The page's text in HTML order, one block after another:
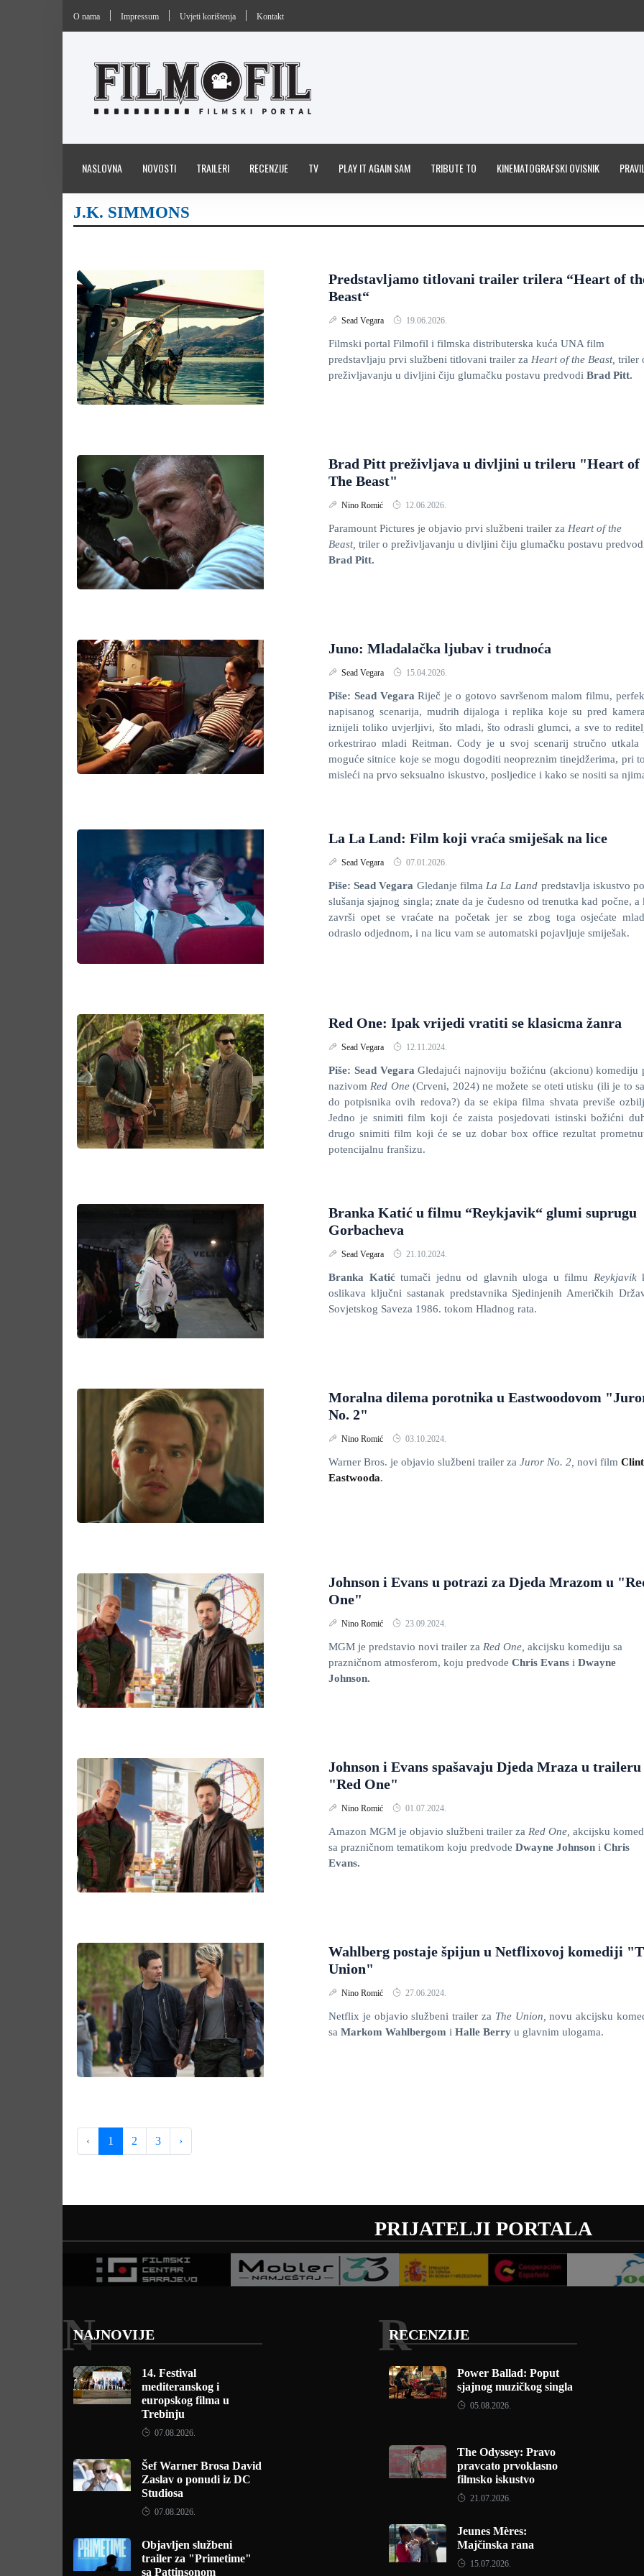
O nama Impressum Uvjeti korištenja Kontakt
NASLOVNA NOVOSTI TRAILERI RECENZIJE TV PLAY IT AGAIN SAM TRIBUTE TO KINEMATOGRAFSKI OVISNIK
J.K. SIMMONS
Predstavljamo titlovani trailer trilera “Heart of
Beast“
Sead Vegara 19.06.2026.
Filmski portal Filmofil i filmska distributerska kuća UNA film
predstavljaju prvi službeni titlovani trailer za Heart of the Beast, triler
preživljavanju u divljini čiju glumačku postavu predvodi Brad Pitt.
Brad Pitt preživljava u divljini u trileru "Heart of
The Beast"
Nino Romić 12.06.2026.
Paramount Pictures je objavio prvi službeni trailer za Heart of the
Beast, triler o preživljavanju u divljini čiju glumačku postavu
Brad Pitt.
Juno: Mladalačka ljubav i trudnoća
Sead Vegara 15.04.2026.
Piše: Sead Vegara Riječ je o gotovo savršenom malom filmu,
napisanog scenarija, mudrih dijaloga i replika koje su pred
iznijeli toliko uvjerljivi, što mladi, što odrasli glumci, a sve to
orkestrirao mladi Reitman. Cody je u svoj scenarij stručno utkala
moguće sitnice koje se mogu dogoditi neopreznim tinejdžerima, pri
misleći na prvo seksualno iskustvo, posljedice i kako se nositi sa
La La Land: Film koji vraća smiješak na lice
Sead Vegara 07.01.2026.
Piše: Sead Vegara Gledanje filma La La Land predstavlja iskustvo
slušanja sjajnog singla; znate da je čudesno od trenutka kad počne, a
završi opet se vraćate na početak jer se zbog toga osjećate
odraslo odjednom, i na licu vam se automatski pojavljuje smiješak.
Red One: Ipak vrijedi vratiti se klasicma žanra
Sead Vegara 12.11.2024.
Piše: Sead Vegara Gledajući najnoviju božićnu (akcionu) komediju
nazivom Red One(Crveni, 2024) ne možete se oteti utisku (ili je to
do potpisnika ovih redova?) da se ekipa filma shvata previše
Jedno je snimiti film koji će zaista posjedovati istinski božićni
drugo snimiti film koji će se uz dobar box office rezultat
potencijalnu franšizu.
Branka Katić u filmu “Reykjavik“ glumi suprugu
Gorbacheva
Sead Vegara 21.10.2024.
Branka Katić tumači jednu od glavnih uloga u filmu Reykjavik
oslikava ključni sastanak predstavnika Sjedinjenih Američkih
Sovjetskog Saveza 1986. tokom Hladnog rata.
Moralna dilema porotnika u Eastwoodovom
No. 2"
Nino Romić 03.10.2024.
Warner Bros. je objavio službeni trailer za Juror No. 2, novi film
Eastwooda.
Johnson i Evans u potrazi za Djeda Mrazom u
One"
Nino Romić 23.09.2024.
MGM je predstavio novi trailer za Red One, akcijsku komediju sa
prazničnom atmosferom, koju predvode Chris Evans i Dwayne
Johnson.
Johnson i Evans spašavaju Djeda Mraza u traileru
"Red One"
Nino Romić 01.07.2024.
Amazon MGM je objavio službeni trailer za Red One, akcijsku
sa prazničnom tematikom koju predvode Dwayne Johnson i Chris
Evans.
Wahlberg postaje špijun u Netflixovoj komediji
Union"
Nino Romić 27.06.2024.
Netflix je objavio službeni trailer za The Union,novu akcijsku
sa Markom Wahlbergom i Halle Berry u glavnim ulogama.
‹ 1 2 3 ›
PRIJATELJI PORTALA
NAJNOVIJE
N
14. Festival
mediteranskog i
europskog filma u
Trebinju
07.08.2026.
Šef Warner Brosa David
Zaslav o ponudi iz DC
Studiosa
07.08.2026.
Objavljen službeni
trailer za "Primetime"
sa Pattinsonom
RECENZIJE
R
Power Ballad: Poput
sjajnog muzičkog singla
05.08.2026.
The Odyssey: Pravo
pravcato prvoklasno
filmsko iskustvo
21.07.2026.
Jeunes Mères:
Majčinska rana
15.07.2026.